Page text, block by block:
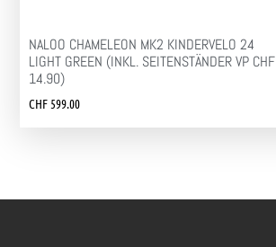
NALOO CHAMELEON MK2 KINDERVELO 24
LIGHT GREEN (INKL. SEITENSTÄNDER VP CHF
14.90)
CHF 599.00